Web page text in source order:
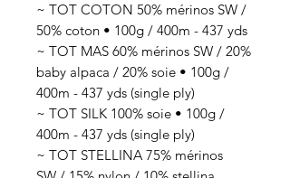
~ TOT COTON 50% mérinos SW /
50% coton • 100g / 400m - 437 yds
~ TOT MAS 60% mérinos SW / 20%
baby alpaca / 20% soie • 100g /
400m - 437 yds (single ply)
~ TOT SILK 100% soie • 100g /
400m - 437 yds (single ply)
~ TOT STELLINA 75% mérinos